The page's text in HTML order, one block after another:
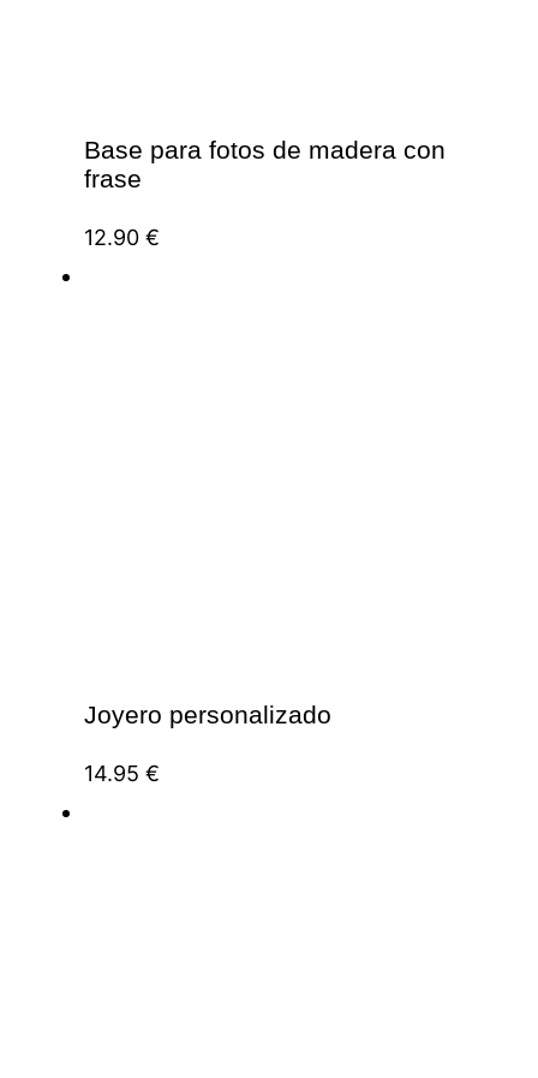
Base para fotos de madera con
frase
12.90 €
Joyero personalizado
14.95 €